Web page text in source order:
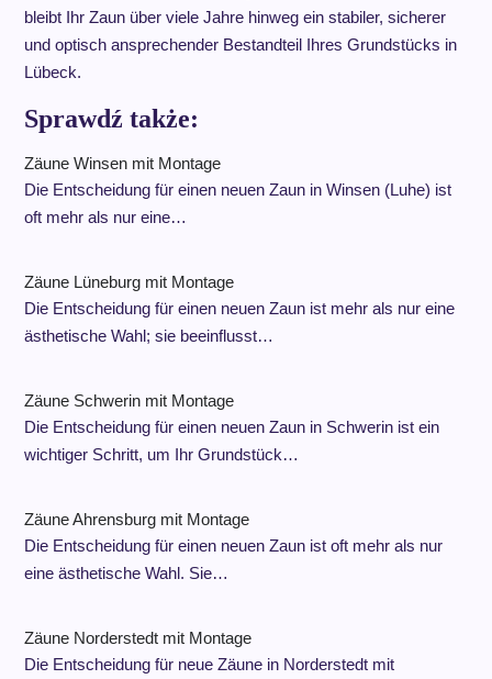
bleibt Ihr Zaun über viele Jahre hinweg ein stabiler, sicherer
und optisch ansprechender Bestandteil Ihres Grundstücks in
Lübeck.
Sprawdź także:
Zäune Winsen mit Montage
Die Entscheidung für einen neuen Zaun in Winsen (Luhe) ist
oft mehr als nur eine…
Zäune Lüneburg mit Montage
Die Entscheidung für einen neuen Zaun ist mehr als nur eine
ästhetische Wahl; sie beeinflusst…
Zäune Schwerin mit Montage
Die Entscheidung für einen neuen Zaun in Schwerin ist ein
wichtiger Schritt, um Ihr Grundstück…
Zäune Ahrensburg mit Montage
Die Entscheidung für einen neuen Zaun ist oft mehr als nur
eine ästhetische Wahl. Sie…
Zäune Norderstedt mit Montage
Die Entscheidung für neue Zäune in Norderstedt mit